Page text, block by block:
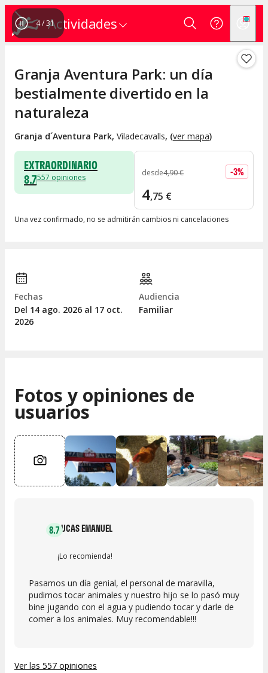
Actividades
4/31
Granja Aventura Park: un día
bestialmente divertido en la
naturaleza
Granja d´Aventura Park, Viladecavalls, (ver mapa)
EXTRAORDINARIO
8.7557 opiniones desde4,90€ -3%
4,75 €
Una vez confirmado, no se admitirán cambios ni cancelaciones
Fechas
Del 14 ago. 2026 al 17 oct.
2026
Audiencia
Familiar
Fotos y opiniones de
usuarios
8.7LUCAS EMANUEL
¡Lo recomienda!
Pasamos un día genial, el personal de maravilla,
pudimos tocar animales y nuestro hijo se lo pasó muy
bine jugando con el agua y pudiendo tocar y darle de
comer a los animales. Muy recomendable!!!
Ver las 557 opiniones